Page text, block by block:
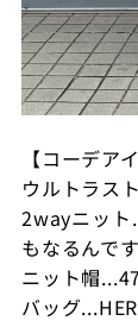
【コーデア
ウルトラス
2wayニット
もなるんで
ニット帽...47
バッグ